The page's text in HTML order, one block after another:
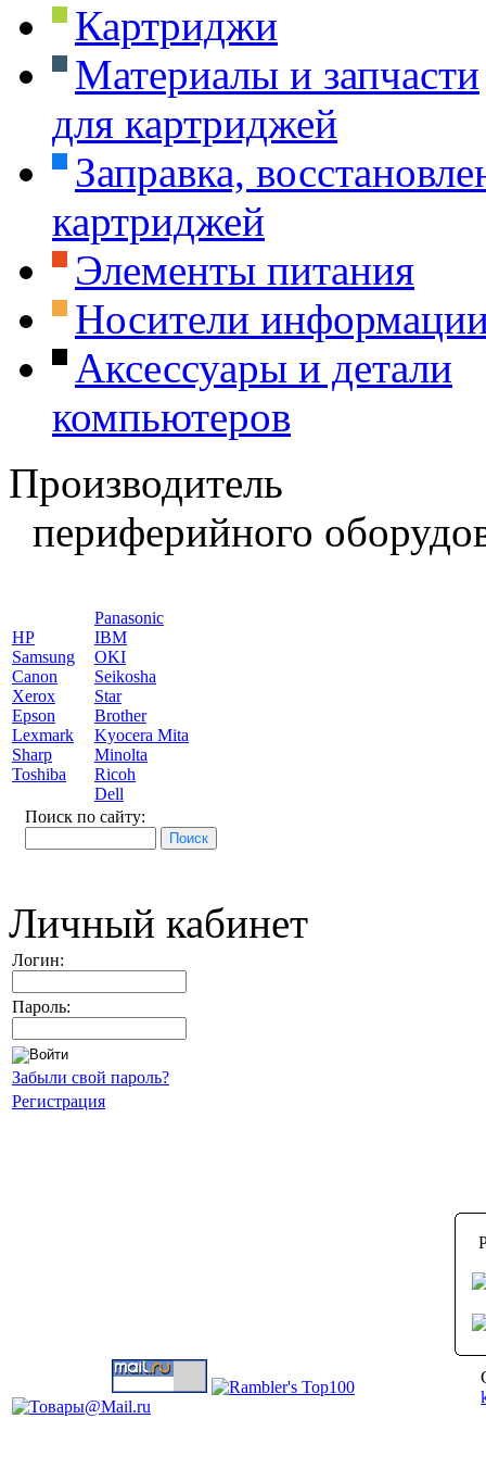
Картриджи
Материалы и запчасти
для картриджей
Заправка,
картриджей
Элементы питания
Носители
Аксессуары и детали
компьютеров
Производитель
периферийного
HP
Samsung
Canon
Xerox
Epson
Lexmark
Sharp
Toshiba
Panasonic
IBM
OKI
Seikosha
Star
Brother
Kyocera Mita
Minolta
Ricoh
Dell
Поиск по сайту:
Личный кабинет
Логин:
Пароль:
Забыли свой пароль?
Регистрация